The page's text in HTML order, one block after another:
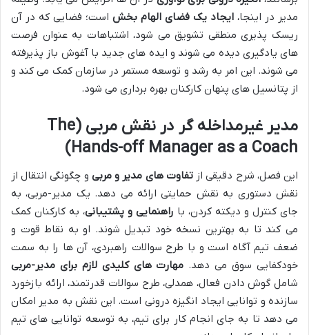
مدیر در اینجا، ایجاد یک فضای الهام بخش است؛ فضایی که در آن
ریسک پذیری منطقی تشویق می شود، اشتباهات به عنوان فرصت
های یادگیری دیده می شوند و ایده های جدید با آغوش باز پذیرفته
می شوند. این امر به رشد و توسعه مستمر در سازمان کمک می کند و
از پتانسیل های پنهان کارکنان بهره برداری می شود.
مدیر غیرمداخله گر در نقش مربی (The
Hands-off Manager as a Coach)
این فصل، شرح دقیقی ازتفاوت های مدیر و مربی و چگونگی انتقال از
نقش دستوری به نقش حمایتی ارائه می دهد. یک مدیر-مربی، به
جای کنترل و دیکته کردن، با راهنمایی و پشتیبانی، به کارکنان کمک
می کند تا به بهترین نسخه خود تبدیل شوند. او به نقاط قوت و
ضعف تیم آگاه است و با طرح سوالات راهبردی، آن ها را به سمت
خودکفایی سوق می دهد. مهارت های کلیدی لازم برای مدیر-مربی
شامل گوش دادن فعال، همدلی، طرح سوالات قدرتمند، ارائه بازخورد
سازنده و توانایی ایجاد انگیزه درونی است. این نقش به مدیر امکان
می دهد تا به جای انجام کار برای تیم، به توسعه توانایی های تیم